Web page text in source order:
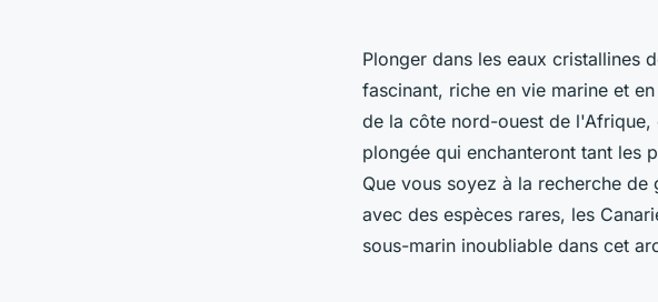
Plonger dans les eaux cristallines
fascinant, riche en vie marine et
de la côte nord-ouest de l'Afrique,
plongée qui enchanteront tant les
Que vous soyez à la recherche
avec des espèces rares, les
sous-marin inoubliable dans cet